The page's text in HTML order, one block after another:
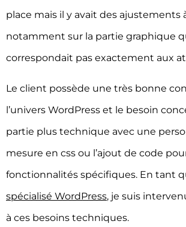
place mais il y avait des ajustements
notamment sur la partie graphique
correspondait pas exactement aux
Le client possède une très bonne
l’univers WordPress et le besoin
partie plus technique avec une
mesure en css ou l’ajout de code
fonctionnalités spécifiques. En tant
spécialisé WordPress, je suis
à ces besoins techniques.